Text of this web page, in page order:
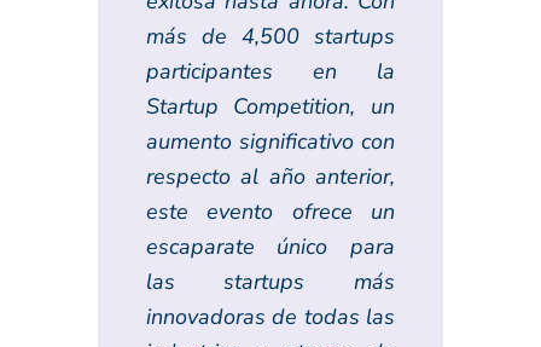
más de 4,500 startups
participantes en la
Startup Competition, un
aumento significativo con
respecto al año anterior,
este evento ofrece un
escaparate único para
las startups más
innovadoras de todas las